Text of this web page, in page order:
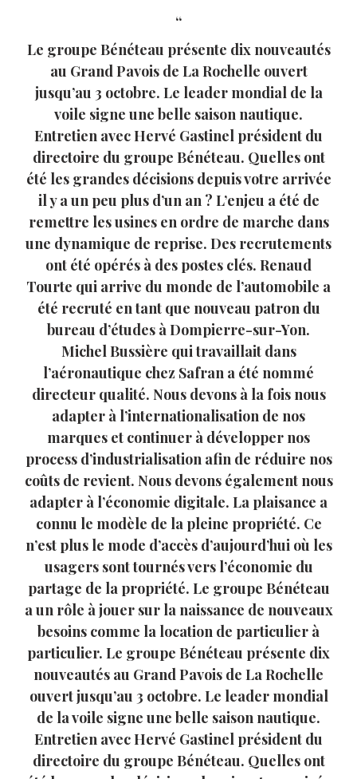
Le groupe Bénéteau présente dix nouveautés
au Grand Pavois de La Rochelle ouvert
jusqu’au 3 octobre. Le leader mondial de la
voile signe une belle saison nautique.
Entretien avec Hervé Gastinel président du
directoire du groupe Bénéteau. Quelles ont
été les grandes décisions depuis votre arrivée
il y a un peu plus d’un an ? L’enjeu a été de
remettre les usines en ordre de marche dans
une dynamique de reprise. Des recrutements
ont été opérés à des postes clés. Renaud
Tourte qui arrive du monde de l’automobile a
été recruté en tant que nouveau patron du
bureau d’études à Dompierre-sur-Yon.
Michel Bussière qui travaillait dans
l’aéronautique chez Safran a été nommé
directeur qualité. Nous devons à la fois nous
adapter à l’internationalisation de nos
marques et continuer à développer nos
process d’industrialisation afin de réduire nos
coûts de revient. Nous devons également nous
adapter à l’économie digitale. La plaisance a
connu le modèle de la pleine propriété. Ce
n’est plus le mode d’accès d’aujourd’hui où les
usagers sont tournés vers l’économie du
partage de la propriété. Le groupe Bénéteau
a un rôle à jouer sur la naissance de nouveaux
besoins comme la location de particulier à
particulier. Le groupe Bénéteau présente dix
nouveautés au Grand Pavois de La Rochelle
ouvert jusqu’au 3 octobre. Le leader mondial
de la voile signe une belle saison nautique.
Entretien avec Hervé Gastinel président du
directoire du groupe Bénéteau. Quelles ont